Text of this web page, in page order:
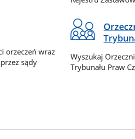
orzeczeń wraz
sądy
Wyszukaj
Trybunału Praw